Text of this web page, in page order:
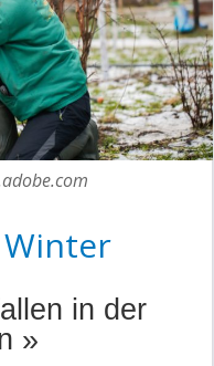
in der
»